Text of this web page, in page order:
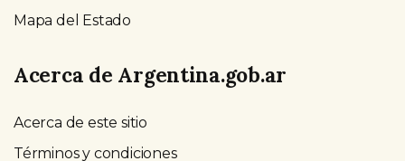
Mapa del Estado
Acerca de Argentina.gob.ar
Acerca de este sitio
Términos y condiciones